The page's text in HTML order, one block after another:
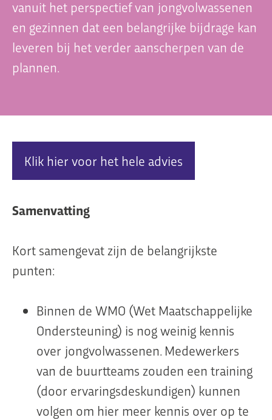
Organisatie
Teamleden
vanuit het perspectief van jongvolwassenen
en gezinnen dat een belangrijke bijdrage kan
leveren bij het verder aanscherpen van de
plannen.
Klik hier voor het hele advies
Samenvatting
Kort samengevat zijn de belangrijkste
punten:
Binnen de WMO (Wet Maatschappelijke
Ondersteuning) is nog weinig kennis
over jongvolwassenen. Medewerkers
van de buurtteams zouden een training
(door ervaringsdeskundigen) kunnen
volgen om hier meer kennis over op te